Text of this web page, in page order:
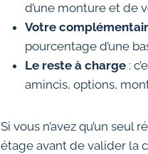
d’une monture et de
Votre
pourcentage d’une
Le reste à charge :
amincis, options,
Si vous n’avez qu’un
étage avant de valider la